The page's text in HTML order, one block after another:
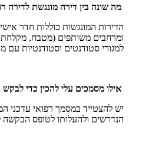
מה שונה בין דירה מונגשת לדירה
הדירות המונגשות כוללות חדר
ומרחבים משותפים (מטבח, מקלחת
למגורי סטודנטים וסטודנטיות עם
אילו מסמכים עלי להכין כדי לבקש
יש להצטייד במסמך רפואי עדכני
הנדרשים ולהעלותו לטופס